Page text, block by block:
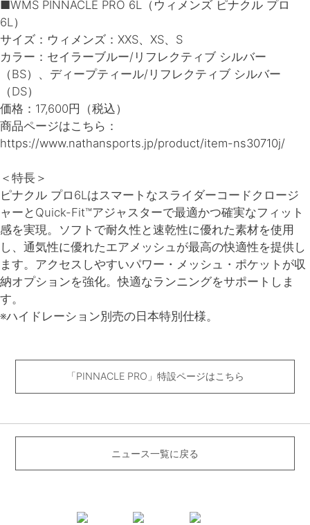
■WMS PINNACLE PRO 6L（ウィメンズ ピナクル プロ
6L）
サイズ：ウィメンズ：XXS、XS、S
カラー：セイラーブルー/リフレクティブ シルバー
（BS）、ディープティール/リフレクティブ シルバー
（DS）
価格：17,600円（税込）
商品ページはこちら：
https://www.nathansports.jp/product/item-ns30710j/
＜特長＞
ピナクル プロ6Lはスマートなスライダーコードクロージ
ャーとQuick-Fit™アジャスターで最適かつ確実なフィット
感を実現。ソフトで耐久性と速乾性に優れた素材を使用
し、通気性に優れたエアメッシュが最高の快適性を提供し
ます。アクセスしやすいパワー・メッシュ・ポケットが収
納オプションを強化。快適なランニングをサポートしま
す。
※ハイドレーション別売の日本特別仕様。
「PINNACLE PRO」特設ページはこちら
ニュース一覧に戻る